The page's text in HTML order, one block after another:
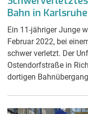
Bahn in Karlsruhe
Ein 11-jähriger Junge
Februar 2022, bei
schwer verletzt. Der
Ostendorfstraße in
dortigen